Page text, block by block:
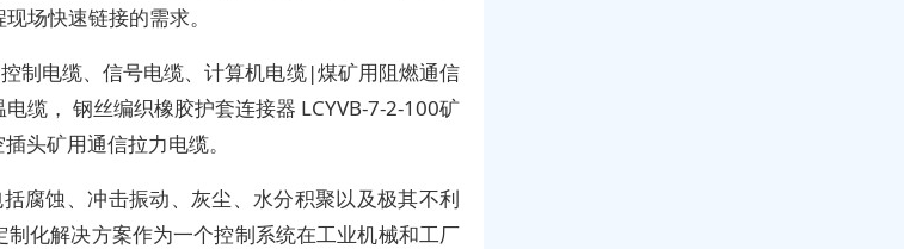
场快速链接的需求。
制电缆、信号电缆、计算机电缆|煤矿用阻燃通信
缆， 钢丝编织橡胶护套连接器 LCYVB-7-2-100矿
头矿用通信拉力电缆。
腐蚀、冲击振动、灰尘、水分积聚以及极其不利
化解决方案作为一个控制系统在工业机械和工厂